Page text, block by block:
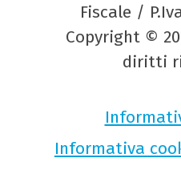
Fiscale /
Copyright ©
diritti
Informativa